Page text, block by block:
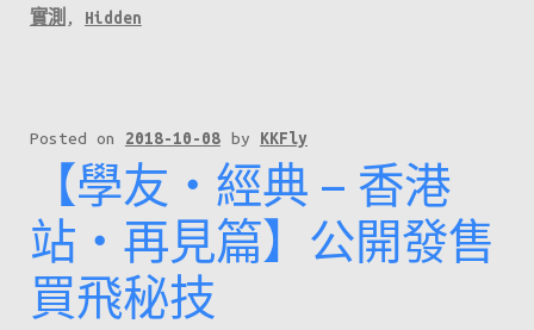
實測 , Hidden
Posted on 2018-10-08 by KKFly
【學友‧經典 – 香港
站‧再見篇】公開發售
買飛秘技